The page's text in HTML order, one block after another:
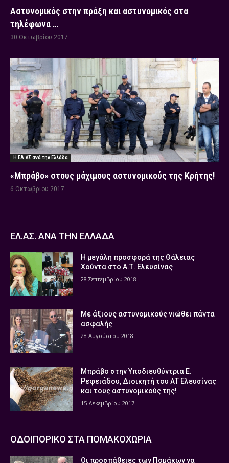
Αστυνομικός στην πράξη και αστυνομικός στα
τηλέφωνα …
30 Οκτωβρίου 2017
Η ΕΛ.ΑΣ ανά την Ελλάδα
«Μπράβο» στους μάχιμους αστυνομικούς της Κρήτης!
6 Οκτωβρίου 2017
ΕΛ.ΑΣ. ΑΝΑ ΤΗΝ ΕΛΛΑΔΑ
Η μεγάλη προσφορά της Θάλειας
Χούντα στο Α.Τ. Ελευσίνας
28 Σεπτεμβρίου 2018
Με άξιους αστυνομικούς νιώθει πάντα
ασφαλής
28 Αυγούστου 2018
Μπράβο στην Υποδιευθύντρια Ε.
Ρεφειάδου, Διοικητή του ΑΤ Ελευσίνας
και τους αστυνομικούς της!
15 Δεκεμβρίου 2017
ΟΔΟΙΠΟΡΙΚΟ ΣΤΑ ΠΟΜΑΚΟΧΩΡΙΑ
Οι προσπάθειες των Πομάκων να